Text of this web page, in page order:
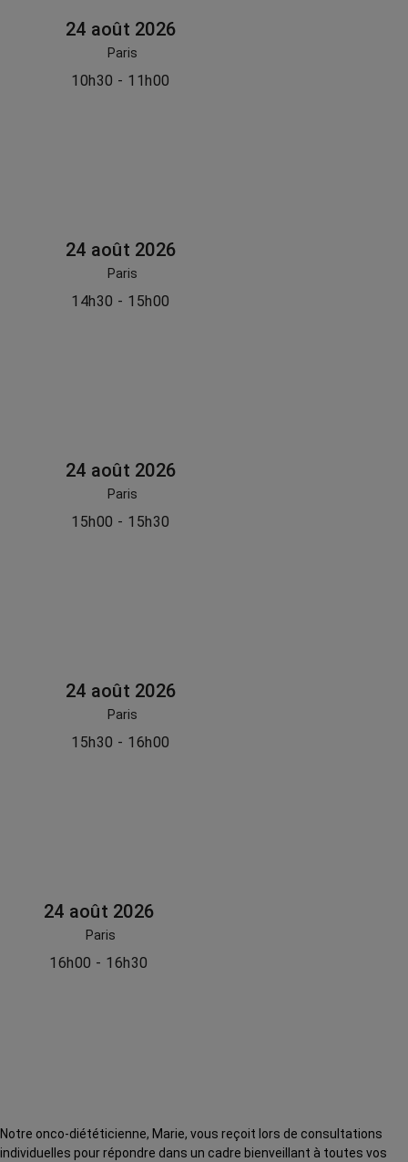
24 août 2026
Paris
10h30 - 11h00
24 août 2026
Paris
14h30 - 15h00
24 août 2026
Paris
15h00 - 15h30
24 août 2026
Paris
15h30 - 16h00
24 août 2026
Paris
16h00 - 16h30
Notre onco-diététicienne, Marie, vous reçoit lors de consultations
individuelles pour répondre dans un cadre bienveillant à toutes vos